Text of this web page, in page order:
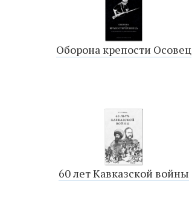
Оборона крепости Осовец
60 лет Кавказской войны